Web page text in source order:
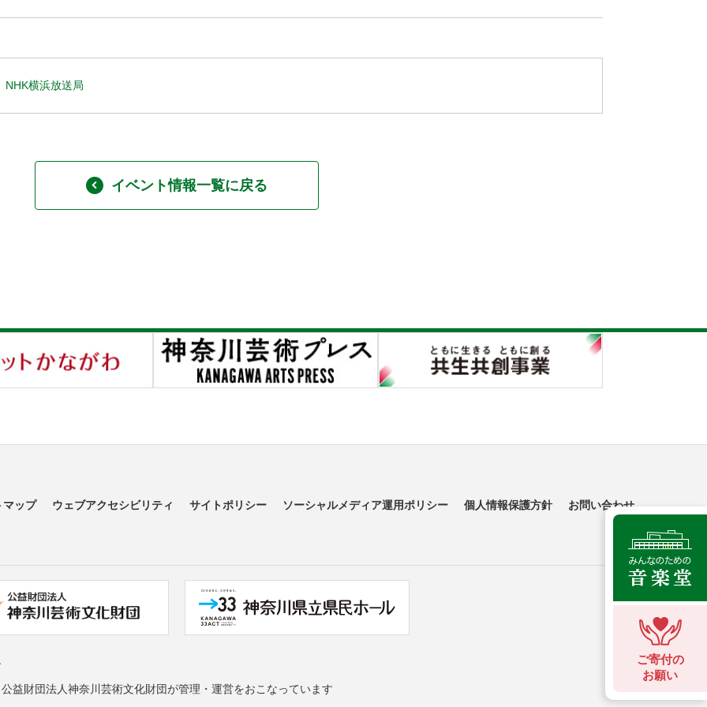
NHK横浜放送局
イベント情報一覧に戻る
ご寄付の
お願い
マップ ウェブアクセシビリティ サイトポリシー ソーシャルメディア運用ポリシー 個人情報保護方針 お問い合わせ
益財団法人神奈川芸術文化財団が管理・運営をおこなっています